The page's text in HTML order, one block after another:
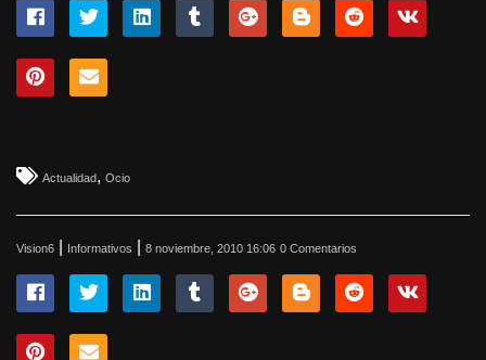
Actualidad, Ocio
Vision6 Informativos 8 noviembre, 2010 16:06 0 Comentarios